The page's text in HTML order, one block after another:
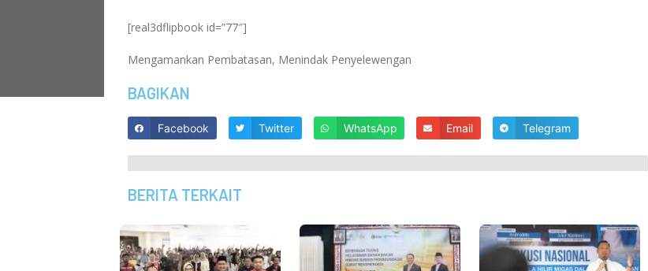
[real3dflipbook id=”77″]
Mengamankan Pembatasan, Menindak Penyelewengan
BAGIKAN
Facebook Twitter WhatsApp Email Telegram
BERITA TERKAIT